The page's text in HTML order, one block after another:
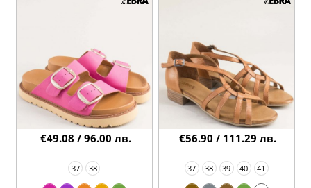
37 38
€49.08 / 96.00 лв.
37 38 39 40 41
€56.90 / 111.29 лв.